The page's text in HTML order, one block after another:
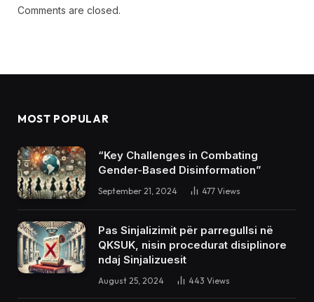
Comments are closed.
MOST POPULAR
“Key Challenges in Combating
Gender-Based Disinformation”
September 21, 2024 477 Views
Pas Sinjalizimit për parregullsi në
QKSUK, nisin procedurat disiplinore
ndaj Sinjalizuesit
August 25, 2024 443 Views